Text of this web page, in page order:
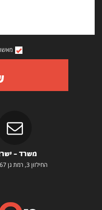
משרד –
החילזון 3, רמת גן 5252267